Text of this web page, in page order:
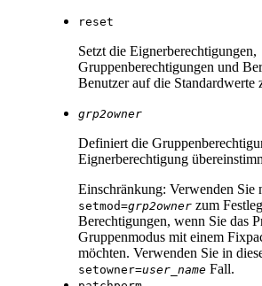
reset
Setzt die Eignerberechtigungen,
Gruppenberechtigungen und
Benutzer auf die Standardwerte
grp2owner
Definiert die
Eignerberechtigung
Einschränkung: Verwenden Sie
setmod=grp2owner zum
Berechtigungen, wenn Sie das
Gruppenmodus mit einem
möchten. Verwenden Sie in
setowner=user_name Fall.